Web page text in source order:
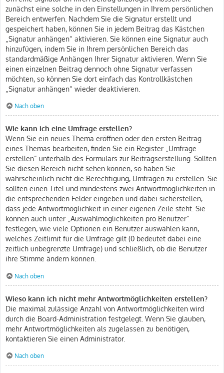
zunächst eine solche in den Einstellungen in Ihrem persönlichen
Bereich entwerfen. Nachdem Sie die Signatur erstellt und
gespeichert haben, können Sie in jedem Beitrag das Kästchen
„Signatur anhängen“ aktivieren. Sie können eine Signatur auch
hinzufügen, indem Sie in Ihrem persönlichen Bereich das
standardmäßige Anhängen Ihrer Signatur aktivieren. Wenn Sie
einen einzelnen Beitrag dennoch ohne Signatur verfassen
möchten, so können Sie dort einfach das Kontrollkästchen
„Signatur anhängen“ wieder deaktivieren.
Nach oben
Wie kann ich eine Umfrage erstellen?
Wenn Sie ein neues Thema eröffnen oder den ersten Beitrag
eines Themas bearbeiten, finden Sie ein Register „Umfrage
erstellen“ unterhalb des Formulars zur Beitragserstellung. Sollten
Sie diesen Bereich nicht sehen können, so haben Sie
wahrscheinlich nicht die Berechtigung, Umfragen zu erstellen. Sie
sollten einen Titel und mindestens zwei Antwortmöglichkeiten in
die entsprechenden Felder eingeben und dabei sicherstellen,
dass jede Antwortmöglichkeit in einer eigenen Zeile steht. Sie
können auch unter „Auswahlmöglichkeiten pro Benutzer“
festlegen, wie viele Optionen ein Benutzer auswählen kann,
welches Zeitlimit für die Umfrage gilt (0 bedeutet dabei eine
zeitlich unbegrenzte Umfrage) und schließlich, ob die Benutzer
ihre Stimme ändern können.
Nach oben
Wieso kann ich nicht mehr Antwortmöglichkeiten erstellen?
Die maximal zulässige Anzahl von Antwortmöglichkeiten wird
durch die Board-Administration festgelegt. Wenn Sie glauben,
mehr Antwortmöglichkeiten als zugelassen zu benötigen,
kontaktieren Sie einen Administrator.
Nach oben